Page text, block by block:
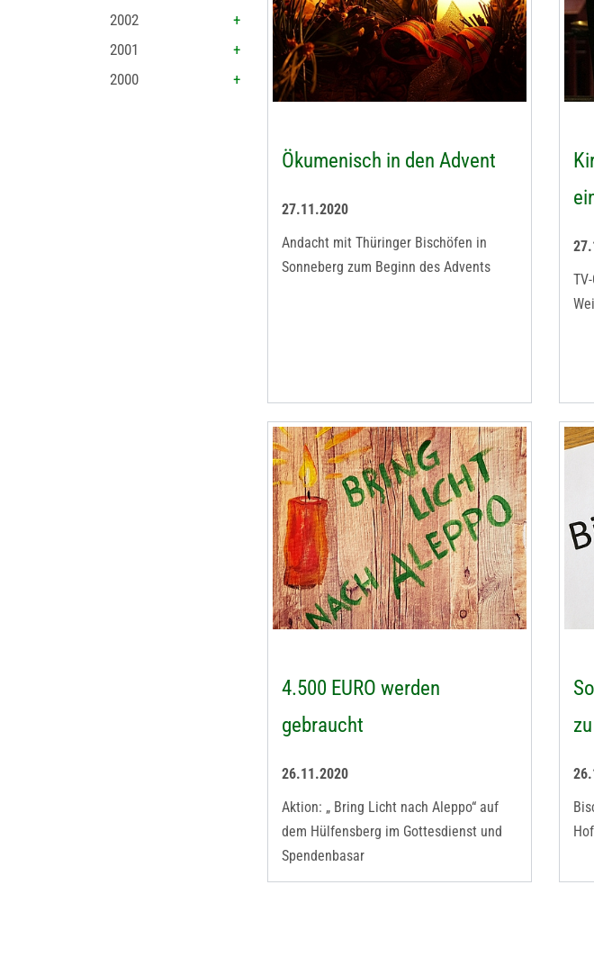
2002
2001
2000
Ökumenisch in den Advent
27.11.2020
Andacht mit Thüringer Bischöfen in
Sonneberg zum Beginn des Advents
4.500 EURO werden
gebraucht
26.11.2020
Aktion: „ Bring Licht nach Aleppo“ auf
dem Hülfensberg im Gottesdienst und
Spendenbasar